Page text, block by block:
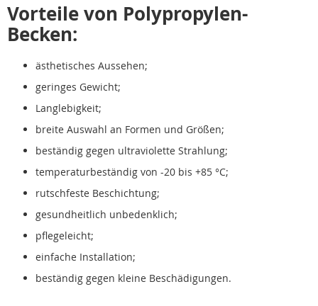
Vorteile von Polypropylen-
Becken:
ästhetisches Aussehen;
geringes Gewicht;
Langlebigkeit;
breite Auswahl an Formen und Größen;
beständig gegen ultraviolette Strahlung;
temperaturbeständig von -20 bis +85 °C;
rutschfeste Beschichtung;
gesundheitlich unbedenklich;
pflegeleicht;
einfache Installation;
beständig gegen kleine Beschädigungen.